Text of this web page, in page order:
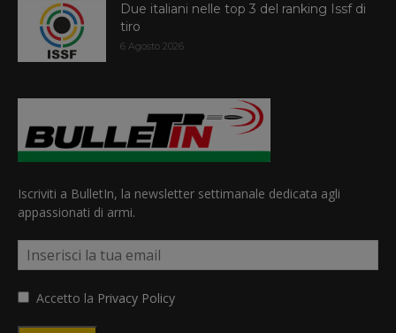
Due italiani nelle top 3 del ranking Issf di
tiro
6 Agosto 2026
Iscriviti a BulletIn, la newsletter settimanale dedicata agli
appassionati di armi.
Accetto la Privacy Policy